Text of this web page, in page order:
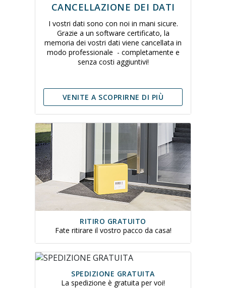
CANCELLAZIONE DEI DATI
I vostri dati sono con noi in mani sicure.
Grazie a un software certificato, la
memoria dei vostri dati viene cancellata in
modo professionale - completamente e
senza costi aggiuntivi!
VENITE A SCOPRIRNE DI PIÙ
RITIRO GRATUITO
Fate ritirare il vostro pacco da casa!
SPEDIZIONE GRATUITA
La spedizione è gratuita per voi!